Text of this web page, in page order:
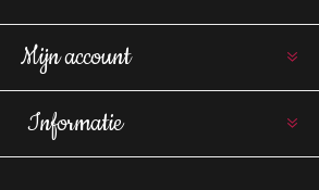
Mijn account
Informatie